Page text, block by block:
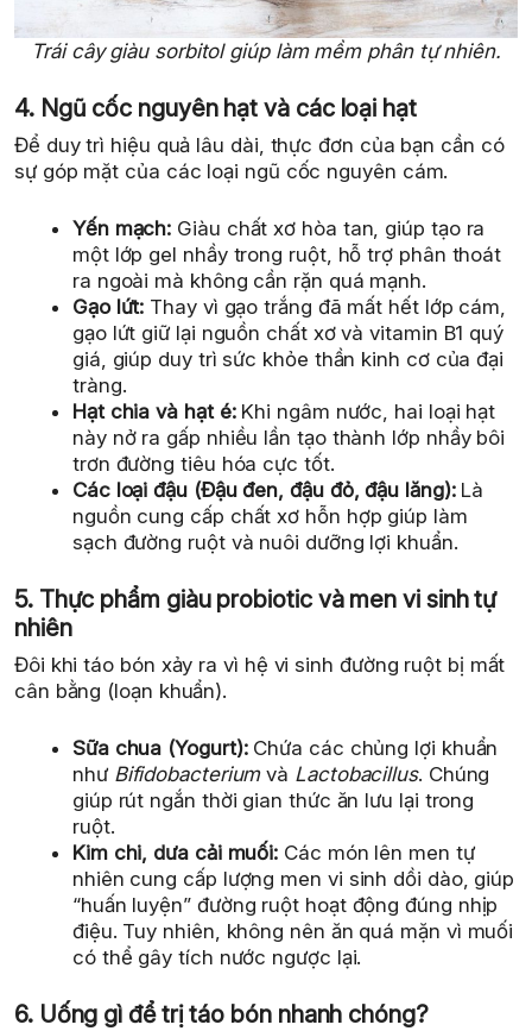
Trái cây giàu sorbitol giúp làm mềm phân tự nhiên.
4. Ngũ cốc nguyên hạt và các loại hạt
Để duy trì hiệu quả lâu dài, thực đơn của bạn cần có
sự góp mặt của các loại ngũ cốc nguyên cám.
Yến mạch: Giàu chất xơ hòa tan, giúp tạo ra
một lớp gel nhầy trong ruột, hỗ trợ phân thoát
ra ngoài mà không cần rặn quá mạnh.
Gạo lứt: Thay vì gạo trắng đã mất hết lớp cám,
gạo lứt giữ lại nguồn chất xơ và vitamin B1 quý
giá, giúp duy trì sức khỏe thần kinh cơ của đại
tràng.
Hạt chia và hạt é:Khi ngâm nước, hai loại hạt
này nở ra gấp nhiều lần tạo thành lớp nhầy bôi
trơn đường tiêu hóa cực tốt.
Các loại đậu (Đậu đen, đậu đỏ, đậu lăng):Là
nguồn cung cấp chất xơ hỗn hợp giúp làm
sạch đường ruột và nuôi dưỡng lợi khuẩn.
5. Thực phẩm giàu probiotic và men vi sinh tự
nhiên
Đôi khi táo bón xảy ra vì hệ vi sinh đường ruột bị mất
cân bằng (loạn khuẩn).
Sữa chua (Yogurt):Chứa các chủng lợi khuẩn
như Bifidobacteriumvà Lactobacillus. Chúng
giúp rút ngắn thời gian thức ăn lưu lại trong
ruột.
Kim chi, dưa cải muối: Các món lên men tự
nhiên cung cấp lượng men vi sinh dồi dào, giúp
“huấn luyện” đường ruột hoạt động đúng nhịp
điệu. Tuy nhiên, không nên ăn quá mặn vì muối
có thể gây tích nước ngược lại.
6. Uống gì để trị táo bón nhanh chóng?